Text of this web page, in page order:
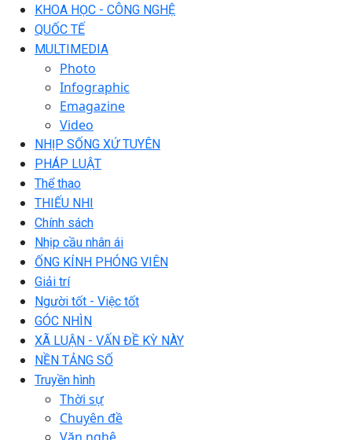
KHOA HỌC - CÔNG NGHỆ
QUỐC TẾ
MULTIMEDIA
Photo
Infographic
Emagazine
Video
NHỊP SỐNG XỨ TUYÊN
PHÁP LUẬT
Thể thao
THIẾU NHI
Chính sách
Nhịp cầu nhân ái
ỐNG KÍNH PHÓNG VIÊN
Giải trí
Người tốt - Việc tốt
GÓC NHÌN
XÃ LUẬN - VẤN ĐỀ KỲ NÀY
NỀN TẢNG SỐ
Truyền hình
Thời sự
Chuyên đề